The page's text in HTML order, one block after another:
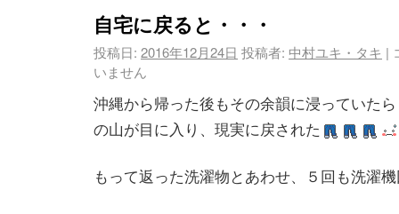
自宅に戻ると・・・
投稿日: 2016年12月24日 投稿者: 中村ユキ・タキ |
いません
沖縄から帰った後もその余韻に浸っていた
の山が目に入り、現実に戻された
もって返った洗濯物とあわせ、５回も洗濯